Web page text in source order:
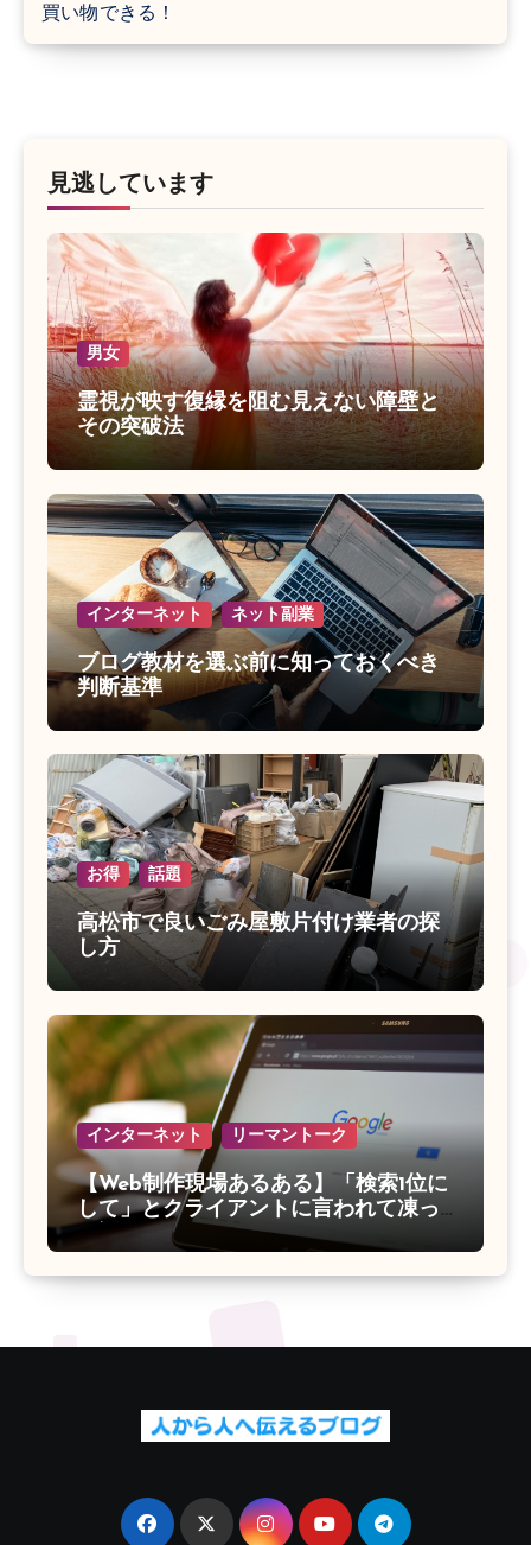
買い物できる！
見逃しています
男女
霊視が映す復縁を阻む見えない障壁と
その突破法
インターネット ネット副業
ブログ教材を選ぶ前に知っておくべき
判断基準
お得 話題
高松市で良いごみ屋敷片付け業者の探
し方
インターネット リーマントーク
【Web制作現場あるある】「検索1位に
して」とクライアントに言われて凍っ
た話